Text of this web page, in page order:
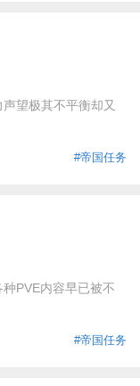
望极其不平衡却又
#帝国任务
PVE内容早已被不
#帝国任务